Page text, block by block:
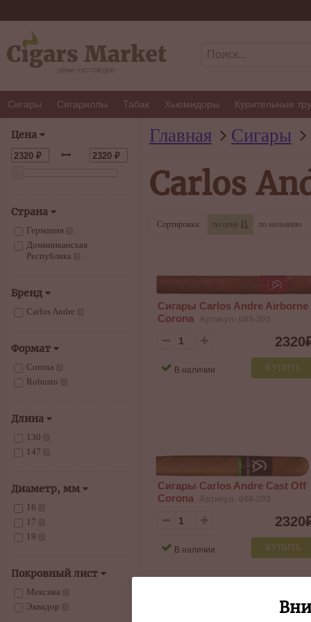
Сигары Сигариллы Табак Хьюмидоры Курительные
Цена
Страна
Германия
Доминиканская
Республика
Бренд
Carlos Andre
Формат
Corona
Robusto
Длина
130
147
Диаметр, мм
16
17
19
Покровный лист
Мексика
Эквадор
Главная Сигары
Carlos
Сортировка: по цене по названию
Сигары Carlos Andre Airborne
Corona
2320
КУПИТЬ
В наличии
Сигары Carlos Andre Cast Off
Corona
2320
КУПИТЬ
В наличии